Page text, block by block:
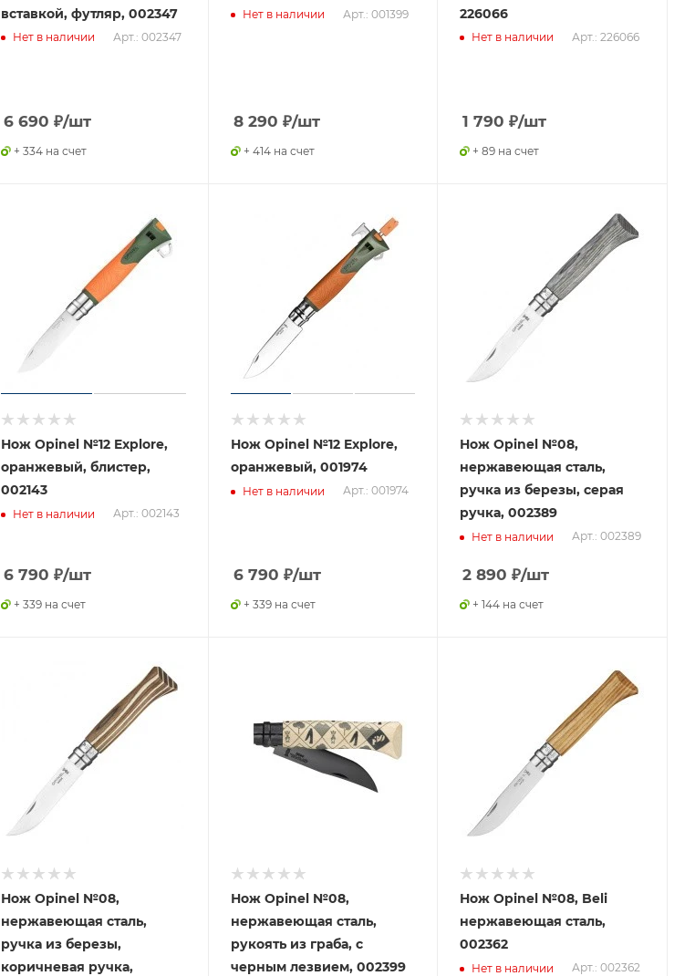
вставкой, футляр, 002347
Нет в наличии Арт.: 002347
6 690 ₽/шт
+ 334 на счет
Нет в наличии Арт.: 001399
8 290 ₽/шт
+ 414 на счет
226066
Нет в наличии Арт.: 226066
1 790 ₽/шт
+ 89 на счет
Нож Opinel №12 Explore,
оранжевый, блистер,
002143
Нет в наличии Арт.: 002143
6 790 ₽/шт
+ 339 на счет
Нож Opinel №12 Explore,
оранжевый, 001974
Нет в наличии Арт.: 001974
6 790 ₽/шт
+ 339 на счет
Нож Opinel №08,
нержавеющая сталь,
ручка из березы, серая
ручка, 002389
Нет в наличии Арт.: 002389
2 890 ₽/шт
+ 144 на счет
Нож Opinel №08,
нержавеющая сталь,
ручка из березы,
коричневая ручка,
Нож Opinel №08,
нержавеющая сталь,
рукоять из граба, с
черным лезвием, 002399
Нож Opinel №08, Beli
нержавеющая сталь,
002362
Нет в наличии Арт.: 002362